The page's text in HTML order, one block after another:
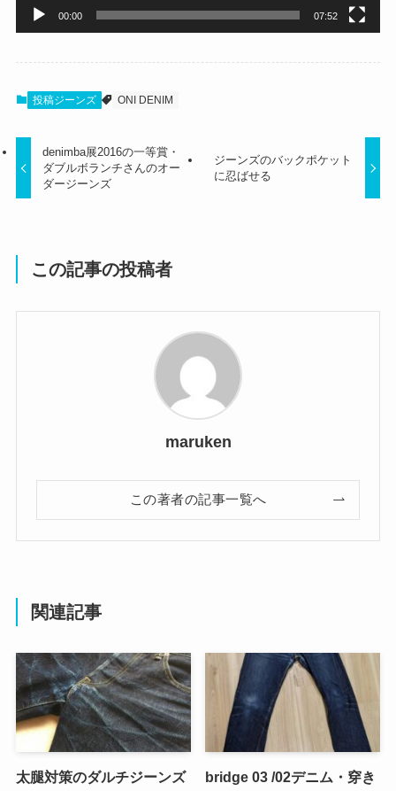
00:00 07:52
投稿ジーンズ ONI DENIM
denimba展2016の一等賞・
ダブルボランチさんのオー
ダージーンズ
ジーンズのバックポケット
に忍ばせる
この記事の投稿者
maruken
この著者の記事一覧へ
関連記事
太腿対策のダルチジーンズ
bridge 03 /02デニム・穿き